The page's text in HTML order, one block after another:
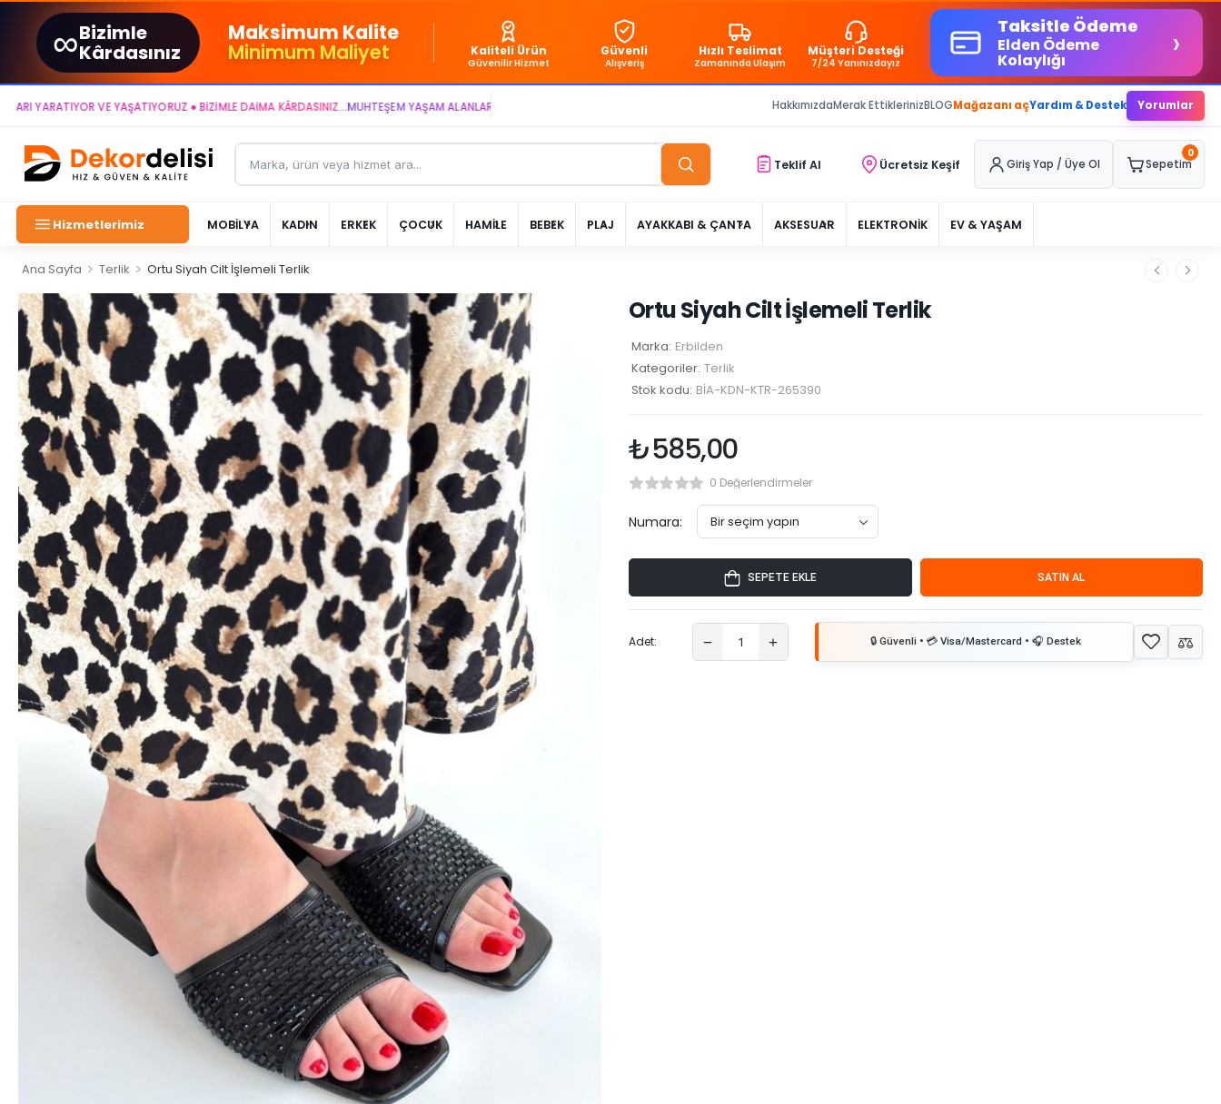
∞Bizimle
Kârdasınız
Maksimum Kalite
Minimum Maliyet Kaliteli Ürün
Güvenilir Hizmet
Güvenli
Alışveriş
Hızlı Teslimat
Zamanında Ulaşım
Müşteri Desteği
7/24 Yanınızdayız
Taksitle Ödeme
Elden Ödeme
Kolaylığı ›
VE YAŞATIYORUZ ● BİZİMLE DAİMA KÂRDASINIZ...MUHTEŞEM YAŞAM ALANLARI YARATIYOR VE YAŞATIYORUZ ● BİZİMLE DAİMA KÂRDASINIZ...HakkımızdaMerak EttiklerinizBLOGMağazanı açYardım & Destek Yorumlar
Teklif Al Ücretsiz Keşif Giriş Yap / Üye Ol
0
Sepetim
Hizmetlerimiz MOBİLYA KADIN ERKEK ÇOCUK HAMİLE BEBEK PLAJ AYAKKABI & ÇANTA AKSESUAR ELEKTRONİK EV & YAŞAM
Ana Sayfa > Terlik > Ortu Siyah Cilt İşlemeli Terlik
Ortu Siyah Cilt İşlemeli Terlik
Marka: Erbilden
Kategoriler: Terlik
Stok kodu: BİA-KDN-KTR-265390
₺585,00
0 Değerlendirmeler
Numara:
Adet:
SEPETE EKLE SATIN AL